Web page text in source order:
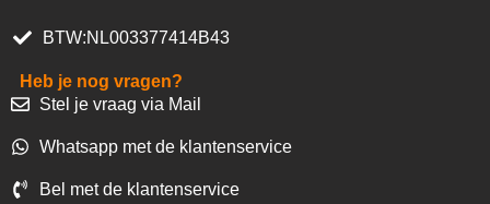
BTW:NL003377414B43
Heb je nog vragen?
Stel je vraag via Mail
Whatsapp met de klantenservice
Bel met de klantenservice